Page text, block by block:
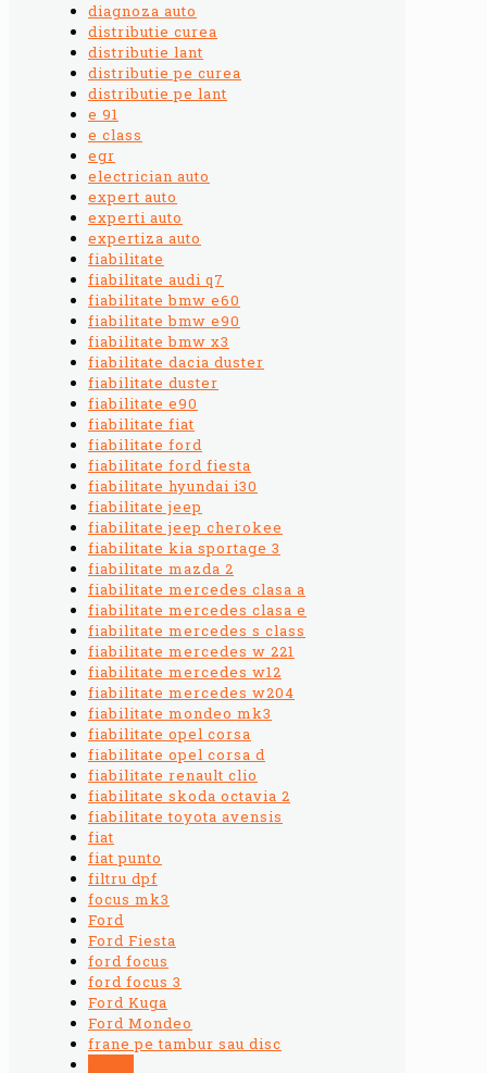
diagnoza auto
distributie curea
distributie lant
distributie pe curea
distributie pe lant
e 91
e class
egr
electrician auto
expert auto
experti auto
expertiza auto
fiabilitate
fiabilitate audi q7
fiabilitate bmw e60
fiabilitate bmw e90
fiabilitate bmw x3
fiabilitate dacia duster
fiabilitate duster
fiabilitate e90
fiabilitate fiat
fiabilitate ford
fiabilitate ford fiesta
fiabilitate hyundai i30
fiabilitate jeep
fiabilitate jeep cherokee
fiabilitate kia sportage 3
fiabilitate mazda 2
fiabilitate mercedes clasa a
fiabilitate mercedes clasa e
fiabilitate mercedes s class
fiabilitate mercedes w 221
fiabilitate mercedes w12
fiabilitate mercedes w204
fiabilitate mondeo mk3
fiabilitate opel corsa
fiabilitate opel corsa d
fiabilitate renault clio
fiabilitate skoda octavia 2
fiabilitate toyota avensis
fiat
fiat punto
filtru dpf
focus mk3
Ford
Ford Fiesta
ford focus
ford focus 3
Ford Kuga
Ford Mondeo
frane pe tambur sau disc